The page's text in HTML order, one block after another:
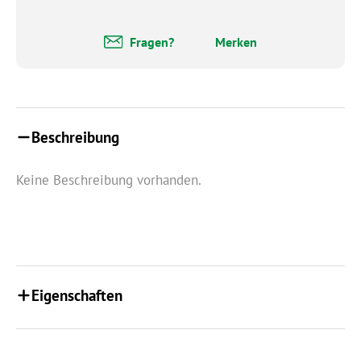
Fragen? Merken
Beschreibung
Keine Beschreibung vorhanden.
Eigenschaften